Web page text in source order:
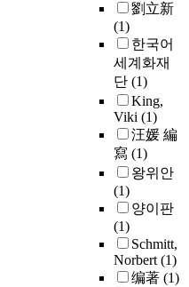
劉立新
(1)
한국어
세계화재
단 (1)
King,
Viki (1)
汪媛 編
寫 (1)
왕위안
(1)
양이판
(1)
Schmitt,
Norbert(1)
编著 (1)